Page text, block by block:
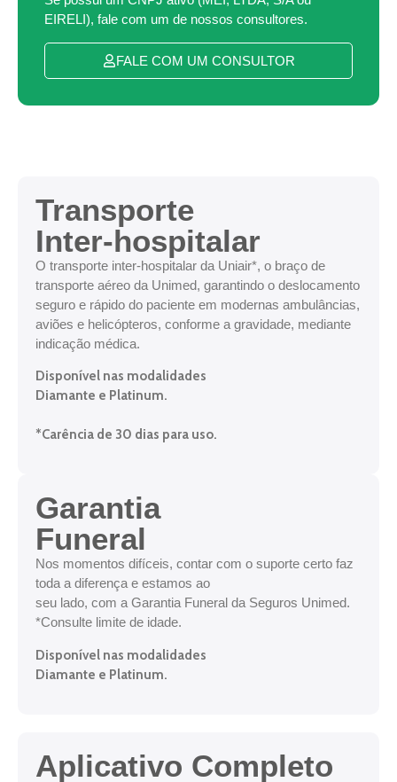
EIRELI), fale com um de nossos consultores.
FALE COM UM CONSULTOR
Transporte
Inter-hospitalar
O transporte inter-hospitalar da Uniair*, o braço de
transporte aéreo da Unimed, garantindo o deslocamento
seguro e rápido do paciente em modernas ambulâncias,
aviões e helicópteros, conforme a gravidade, mediante
indicação médica.
Disponível nas modalidades
Diamante e Platinum.
*Carência de 30 dias para uso.
Garantia
Funeral
Nos momentos difíceis, contar com o suporte certo faz
toda a diferença e estamos ao
seu lado, com a Garantia Funeral da Seguros Unimed.
*Consulte limite de idade.
Disponível nas modalidades
Diamante e Platinum.
Aplicativo Completo